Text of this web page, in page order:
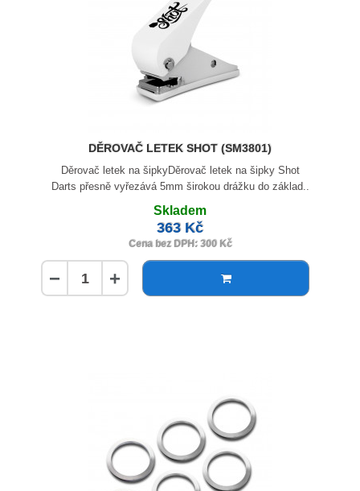
DĚROVAČ LETEK SHOT (SM3801)
Děrovač letek na šipkyDěrovač letek na šipky Shot
Darts přesně vyřezává 5mm širokou drážku do základ..
Skladem
363 Kč
Cena bez DPH: 300 Kč
− +